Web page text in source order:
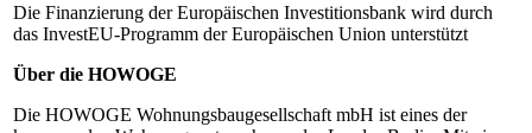
Die Finanzierung der Europäischen Investitionsbank wird durch
das InvestEU-Programm der Europäischen Union unterstützt
Über die HOWOGE
Die HOWOGE Wohnungsbaugesellschaft mbH ist eines der